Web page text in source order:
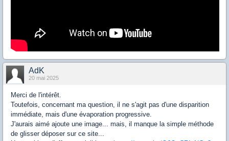
AdK
20 mai 2025
Merci de l'intérêt.
Toutefois, concernant ma question, il ne s'agit pas d'une disparition
immédiate, mais d'une évaporation progressive.
J'aurais aimé ajoute une image... mais, il manque la simple méthode
de glisser déposer sur ce site...